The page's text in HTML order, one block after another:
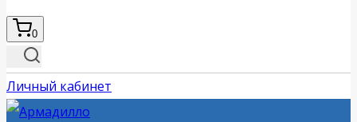
0
Личный кабинет